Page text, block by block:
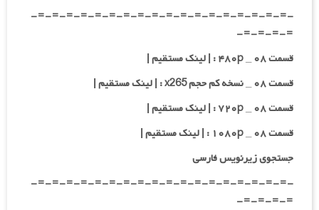
-=-=-=-=-=-=-=-=-=-=-=-=-=-=-=-=-=-=-
=-=-=-=-
قسمت ۰۸ _ ۴۸۰p : | لینک مستقیم |
قسمت ۰۸ _ نسخه کم حجم x265 : | لینک مستقیم |
قسمت ۰۸ _ ۷۲۰p : | لینک مستقیم |
قسمت ۰۸ _ ۱۰۸۰p : | لینک مستقیم |
جستجوی زیرنویس فارسی
-=-=-=-=-=-=-=-=-=-=-=-=-=-=-=-=-=-=-
=-=-=-=-